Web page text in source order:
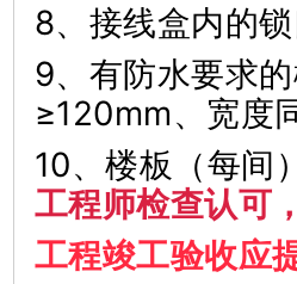
8、接线盒内的
9、有防水要求
≥120mm、宽
10、楼板（每间
工程师检查认可
工程竣工验收应